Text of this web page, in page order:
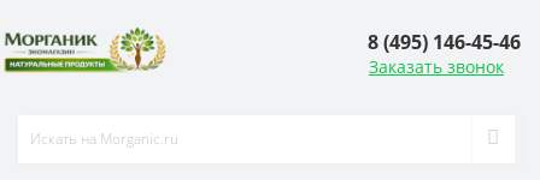
8 (495) 146-45-46
Заказать звонок